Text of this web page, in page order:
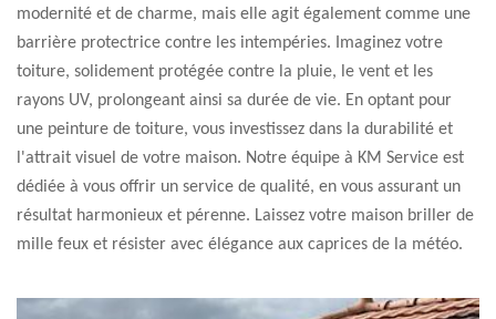
modernité et de charme, mais elle agit également comme une
barrière protectrice contre les intempéries. Imaginez votre
toiture, solidement protégée contre la pluie, le vent et les
rayons UV, prolongeant ainsi sa durée de vie. En optant pour
une peinture de toiture, vous investissez dans la durabilité et
l'attrait visuel de votre maison. Notre équipe à KM Service est
dédiée à vous offrir un service de qualité, en vous assurant un
résultat harmonieux et pérenne. Laissez votre maison briller de
mille feux et résister avec élégance aux caprices de la météo.